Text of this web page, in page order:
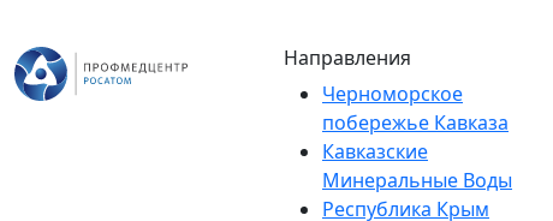
Направления
Черноморское
побережье Кавказа
Кавказские
Минеральные Воды
Республика Крым